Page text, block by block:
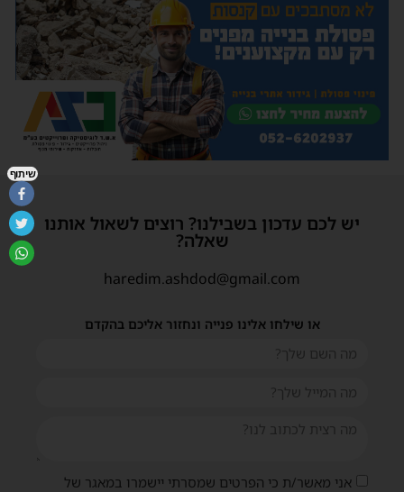
יש לכם עדכון בשבילנו? רוצים לשאול אותנו
שאלה?
haredim.ashdod@gmail.com
או שילחו אלינו פנייה ונחזור אליכם בהקדם
אני מאשר/ת כי הפרטים שמסרתי יישמרו במאגר של
שיתוף